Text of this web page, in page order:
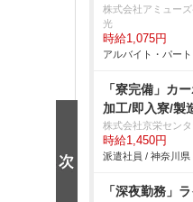
株式会社アミュー
光
時給1,075円
アルバイト・パー
「寮完備」カ
加工/即入寮/製
株式会社京栄センタ
時給1,450円
派遣社員 / 神奈川県
「深夜勤務」